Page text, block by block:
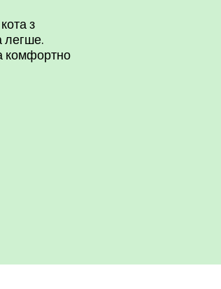
з
легше.
комфортно